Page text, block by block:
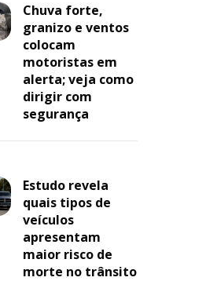
Chuva forte,
granizo e ventos
colocam
motoristas em
alerta; veja como
dirigir com
segurança
Estudo revela
quais tipos de
veículos
apresentam
maior risco de
morte no trânsito